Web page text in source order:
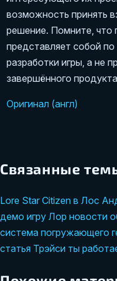
возможность принять
решение. Помните, что
представляет собой
разработки игры, а не
завершённого
Оригинал (англ)
Связанные
Lore Star Citizen в Лос
демо игру Лор новости
система погружающего
статья Трэйси ты